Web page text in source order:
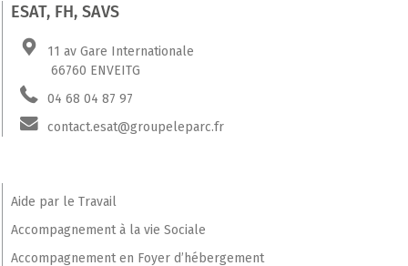
ESAT, FH, SAVS
11 av Gare Internationale
66760 ENVEITG
04 68 04 87 97
contact.esat@groupeleparc.fr
Aide par le Travail
Accompagnement à la vie Sociale
Accompagnement en Foyer d’hébergement